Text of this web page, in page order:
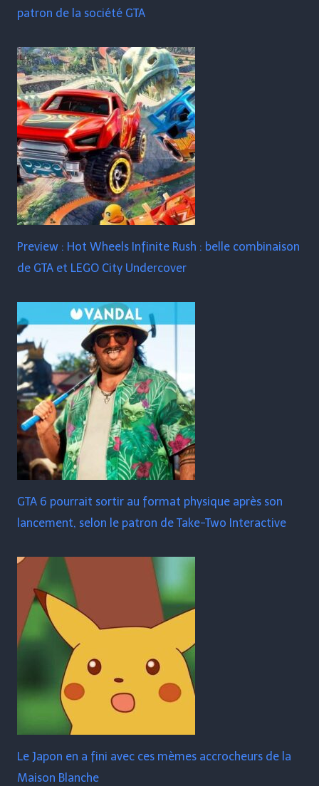
patron de la société GTA
Preview : Hot Wheels Infinite Rush : belle combinaison
de GTA et LEGO City Undercover
GTA 6 pourrait sortir au format physique après son
lancement, selon le patron de Take-Two Interactive
Le Japon en a fini avec ces mèmes accrocheurs de la
Maison Blanche